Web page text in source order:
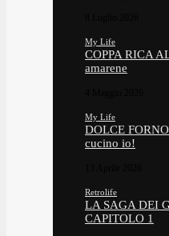
My Life
COPPA RICA
amarene
My Life
DOLCE
cucino io!
Retrolife
LA SAGA DEI
CAPITOLO 1